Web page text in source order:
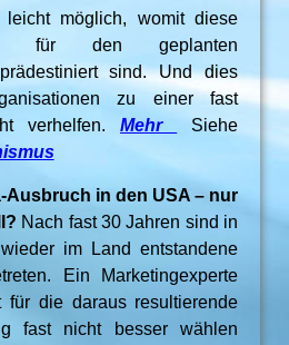
leicht möglich, womit diese
für den geplanten
sind. Und dies
zu einer fast
verhelfen.Mehr
Siehe
Ausbruch in den USA – nur
Nach fast 30 Jahren sind in
im Land entstandene
Ein Marketingexperte
für die daraus resultierende
fast nicht besser wählen